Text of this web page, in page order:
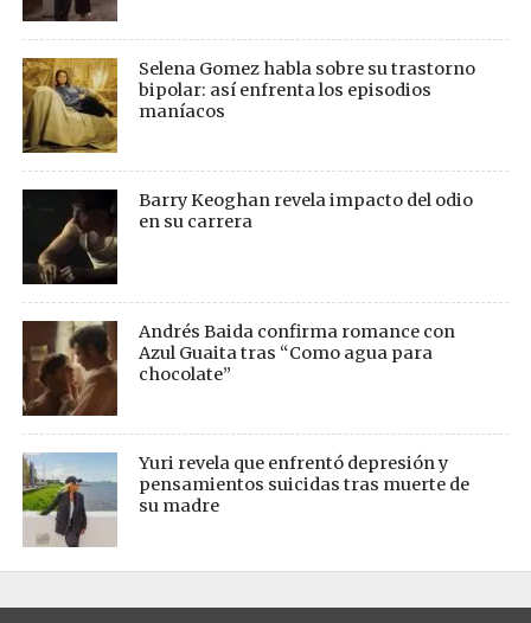
Selena Gomez habla sobre su trastorno
bipolar: así enfrenta los episodios
maníacos
Barry Keoghan revela impacto del odio
en su carrera
Andrés Baida confirma romance con
Azul Guaita tras “Como agua para
chocolate”
Yuri revela que enfrentó depresión y
pensamientos suicidas tras muerte de
su madre